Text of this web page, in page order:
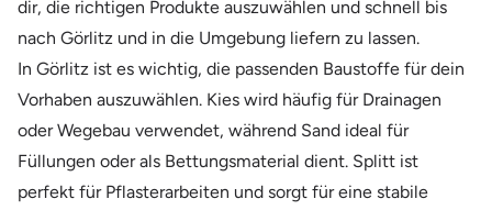
dir, die richtigen Produkte auszuwählen und schnell bis
nach Görlitz und in die Umgebung liefern zu lassen.
In Görlitz ist es wichtig, die passenden Baustoffe für dein
Vorhaben auszuwählen. Kies wird häufig für Drainagen
oder Wegebau verwendet, während Sand ideal für
Füllungen oder als Bettungsmaterial dient. Splitt ist
perfekt für Pflasterarbeiten und sorgt für eine stabile